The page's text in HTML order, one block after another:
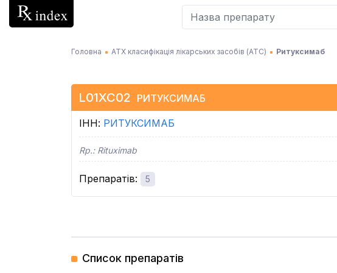
Головна АТХ класифікація лікарських засобів (АТC) Ритуксимаб
L01XC02 РИТУКСИМАБ
ІНН: РИТУКСИМАБ
Rp.: Rituximab
Препаратів: 5
Список препаратів